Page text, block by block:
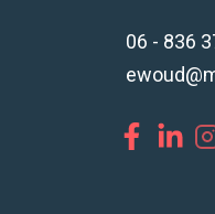
06 - 836